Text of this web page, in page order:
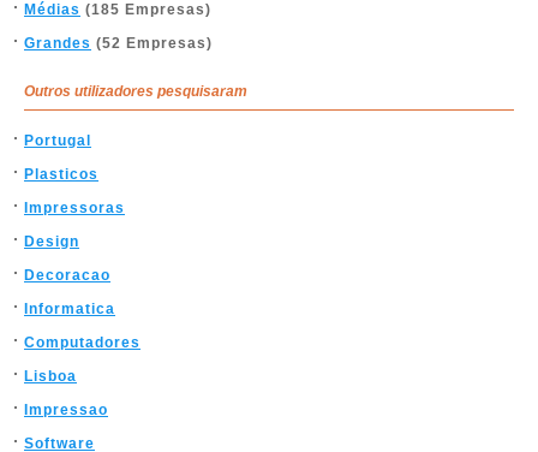
Médias (185 Empresas)
Grandes (52 Empresas)
Outros utilizadores pesquisaram
Portugal
Plasticos
Impressoras
Design
Decoracao
Informatica
Computadores
Lisboa
Impressao
Software